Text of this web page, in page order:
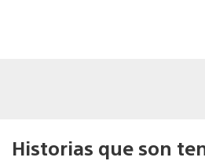
Historias que son